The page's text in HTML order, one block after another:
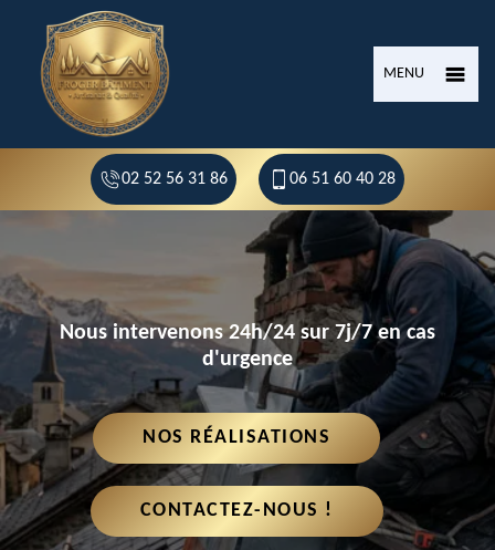
MENU
02 52 56 31 86 06 51 60 40 28
Nous intervenons 24h/24 sur 7j/7 en cas
d'urgence
NOS RÉALISATIONS
CONTACTEZ-NOUS !